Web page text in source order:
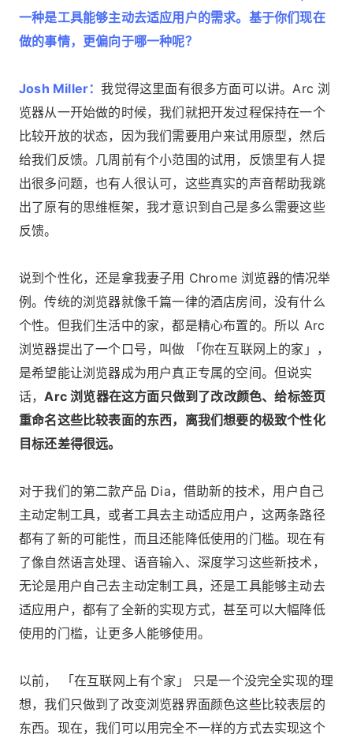
一种是工具能够主动去适应用户的需求。基于你们现在
做的事情，更偏向于哪一种呢？
Josh Miller：我觉得这里面有很多方面可以讲。Arc 浏
览器从一开始做的时候，我们就把开发过程保持在一个
比较开放的状态，因为我们需要用户来试用原型，然后
给我们反馈。几周前有个小范围的试用，反馈里有人提
出很多问题，也有人很认可，这些真实的声音帮助我跳
出了原有的思维框架，我才意识到自己是多么需要这些
反馈。
说到个性化，还是拿我妻子用 Chrome 浏览器的情况举
例。传统的浏览器就像千篇一律的酒店房间，没有什么
个性。但我们生活中的家，都是精心布置的。所以 Arc
浏览器提出了一个口号，叫做 「你在互联网上的家」，
是希望能让浏览器成为用户真正专属的空间。但说实
话，Arc 浏览器在这方面只做到了改改颜色、给标签页
重命名这些比较表面的东西，离我们想要的极致个性化
目标还差得很远。
对于我们的第二款产品 Dia，借助新的技术，用户自己
主动定制工具，或者工具去主动适应用户，这两条路径
都有了新的可能性，而且还能降低使用的门槛。现在有
了像自然语言处理、语音输入、深度学习这些新技术，
无论是用户自己去主动定制工具，还是工具能够主动去
适应用户，都有了全新的实现方式，甚至可以大幅降低
使用的门槛，让更多人能够使用。
以前， 「在互联网上有个家」 只是一个没完全实现的理
想，我们只做到了改变浏览器界面颜色这些比较表层的
东西。现在，我们可以用完全不一样的方式去实现这个